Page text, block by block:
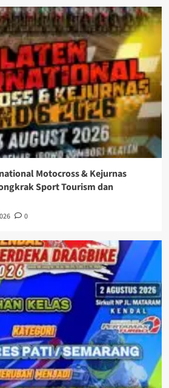
Motocross & Kejurnas
Sport Tourism dan
0